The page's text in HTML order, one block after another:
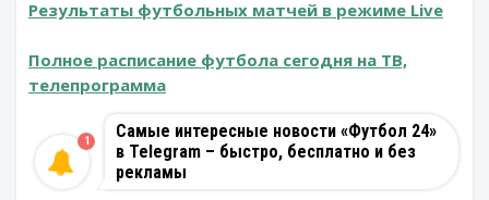
Результаты футбольных матчей в режиме Live
Полное расписание футбола сегодня на ТВ,
телепрограмма
Самые интересные новости «Футбол 24»
в Telegram – быстро, бесплатно и без
рекламы
1